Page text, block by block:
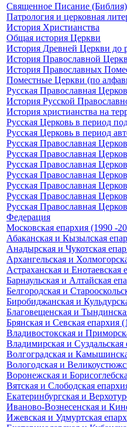
Священное Писание (Библия)
Патрология и церковная
История Христианства
Общая история Церкви
История Древней Церкви до
История Православной
История Православных
Поместные Церкви (по
Русская Православная
История Русской
История христианства на
Русская Церковь в период
Русская Церковь в период
Русская Православная
Русская Православная
Русская Православная
Русская Православная
Русская Православная
Русская Православная
Русская Православная
Федерация
Московская епархия (1990 -
Абаканская и Кызылская
Анадырская и Чукотская
Архангельская и
Астраханская и Енотаевская
Барнаульская и Алтайская
Белгородская и
Биробиджанская и
Благовещенская и
Брянская и Севская епархия
Владивостокская и
Владимирская и Суздальская
Волгоградская и
Вологодская и
Воронежская и
Вятская и Слободская
Екатеринбургская и
Иваново-Вознесенская и
Ижевская и Удмуртская